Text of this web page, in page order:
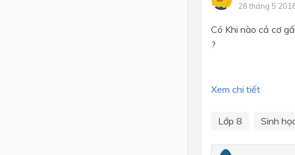
28 tháng 5
Có Khi nào cả cơ
?
Xem chi tiết
Lớp 8 Sinh